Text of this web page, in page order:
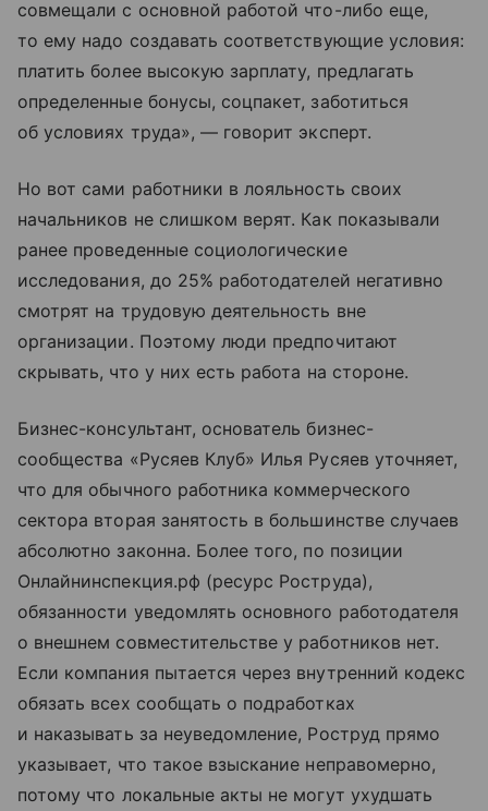
совмещали с основной работой что-либо еще,
то ему надо создавать соответствующие условия:
платить более высокую зарплату, предлагать
определенные бонусы, соцпакет, заботиться
об условиях труда», — говорит эксперт.
Но вот сами работники в лояльность своих
начальников не слишком верят. Как показывали
ранее проведенные социологические
исследования, до 25% работодателей негативно
смотрят на трудовую деятельность вне
организации. Поэтому люди предпочитают
скрывать, что у них есть работа на стороне.
Бизнес-консультант, основатель бизнес-
сообщества «Русяев Клуб» Илья Русяев уточняет,
что для обычного работника коммерческого
сектора вторая занятость в большинстве случаев
абсолютно законна. Более того, по позиции
Онлайнинспекция.рф (ресурс Роструда),
обязанности уведомлять основного работодателя
о внешнем совместительстве у работников нет.
Если компания пытается через внутренний кодекс
обязать всех сообщать о подработках
и наказывать за неуведомление, Роструд прямо
указывает, что такое взыскание неправомерно,
потому что локальные акты не могут ухудшать